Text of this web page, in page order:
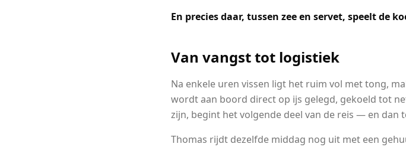
En precies daar, tussen zee en servet, speelt de
Van vangst tot logistiek
Na enkele uren vissen ligt het ruim vol met tong,
wordt aan boord direct op ijs gelegd, gekoeld tot
zijn, begint het volgende deel van de reis — en dan
Thomas rijdt dezelfde middag nog uit met een